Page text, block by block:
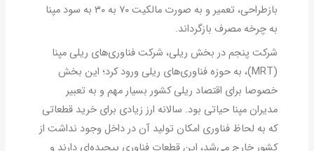
بازطراحی، تعمیر و به صورت مالکیت ۷۰ به ۳۰ به سود مپنا
به چرخه مصرف بازگرداند.
شرکت پنجم در بخش ریلی، شرکت فناوری‌های ریلی مپنا
(MRT)، به حوزه فناوری‌های ریلی ورود کرد؛ این بخش
خصوصا برای اقتصاد ریلی کشور بسیار مهم و به تعبیر
مدیران مپنا حیاتی بود. سالانه ارز زیادی برای خرید قطعاتی
که به لحاظ فناوری امکان تولید آن در داخل وجود نداشت از